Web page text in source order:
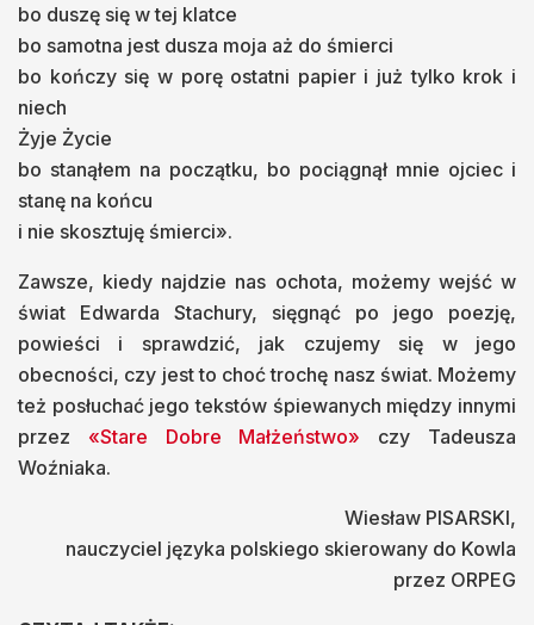
bo duszę się w tej klatce
bo samotna jest dusza moja aż do śmierci
bo kończy się w porę ostatni papier i już tylko krok i
niech
Żyje Życie
bo stanąłem na początku, bo pociągnął mnie ojciec i
stanę na końcu
i nie skosztuję śmierci».
Zawsze, kiedy najdzie nas ochota, możemy wejść w
świat Edwarda Stachury, sięgnąć po jego poezję,
powieści i sprawdzić, jak czujemy się w jego
obecności, czy jest to choć trochę nasz świat. Możemy
też posłuchać jego tekstów śpiewanych między innymi
przez «Stare Dobre Małżeństwo» czy Tadeusza
Woźniaka.
Wiesław PISARSKI,
nauczyciel języka polskiego skierowany do Kowla
przez ORPEG